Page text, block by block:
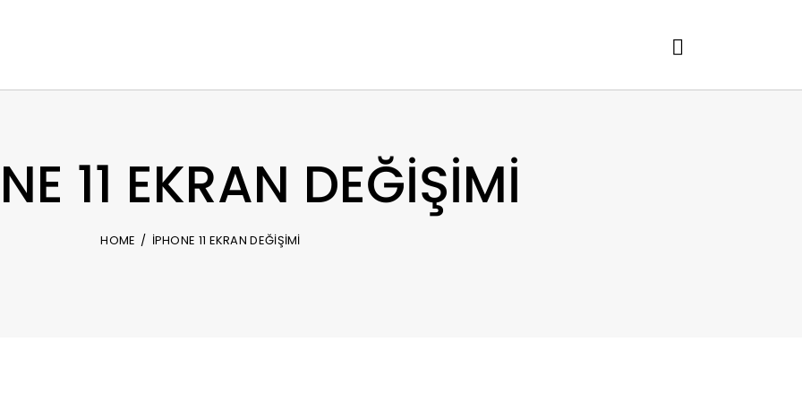
11 EKRAN DEĞİŞİMİ
HOME İPHONE 11 EKRAN DEĞİŞİMİ